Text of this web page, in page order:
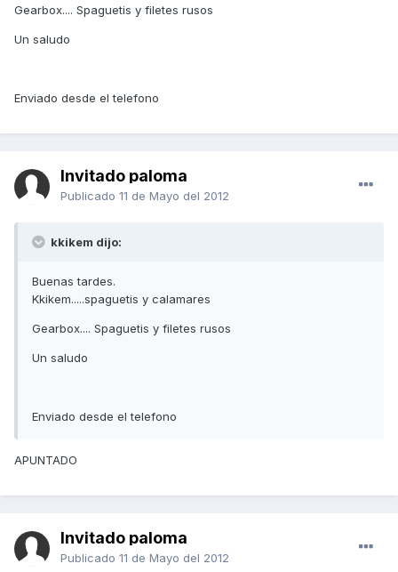
Gearbox.... Spaguetis y filetes rusos
Un saludo
Enviado desde el telefono
Invitado paloma
Publicado 11 de Mayo del 2012
kkikem dijo:
Buenas tardes.
Kkikem.....spaguetis y calamares
Gearbox.... Spaguetis y filetes rusos
Un saludo
Enviado desde el telefono
APUNTADO
Invitado paloma
Publicado 11 de Mayo del 2012